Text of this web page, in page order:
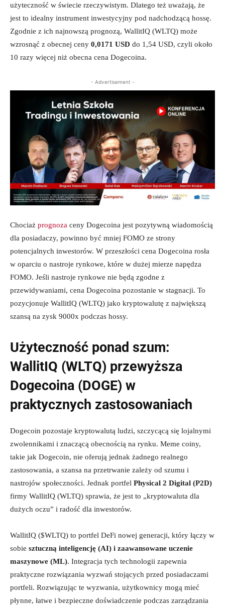
użyteczność w świecie rzeczywistym. Dlatego też uważają, że
jest to idealny instrument inwestycyjny pod nadchodzącą hossę.
Zgodnie z ich najnowszą prognozą, WallitIQ (WLTQ) może
wzrosnąć z obecnej ceny 0,0171 USD do 1,54 USD, czyli około
10 razy więcej niż obecna cena Dogecoina.
- Advertisement -
Chociaż prognoza ceny Dogecoina jest pozytywną wiadomością
dla posiadaczy, powinno być mniej FOMO ze strony
potencjalnych inwestorów. W przeszłości cena Dogecoina rosła
w oparciu o nastroje rynkowe, które w dużej mierze napędza
FOMO. Jeśli nastroje rynkowe nie będą zgodne z
przewidywaniami, cena Dogecoina pozostanie w stagnacji. To
pozycjonuje WallitIQ (WLTQ) jako kryptowalutę z największą
szansą na zysk 9000x podczas hossy.
Użyteczność ponad szum:
WallitIQ (WLTQ) przewyższa
Dogecoina (DOGE) w
praktycznych zastosowaniach
Dogecoin pozostaje kryptowalutą ludzi, szczycącą się lojalnymi
zwolennikami i znaczącą obecnością na rynku. Meme coiny,
takie jak Dogecoin, nie oferują jednak żadnego realnego
zastosowania, a szansa na przetrwanie zależy od szumu i
nastrojów społeczności. Jednak portfel Physical 2 Digital (P2D)
firmy WallitIQ (WLTQ) sprawia, że jest to „kryptowaluta dla
dużych oczu” i radość dla inwestorów.
WallitIQ ($WLTQ) to portfel DeFi nowej generacji, który łączy w
sobie sztuczną inteligencję (AI) i zaawansowane uczenie
maszynowe (ML). Integracja tych technologii zapewnia
praktyczne rozwiązania wyzwań stojących przed posiadaczami
portfeli. Rozwiązując te wyzwania, użytkownicy mogą mieć
płynne, łatwe i bezpieczne doświadczenie podczas zarządzania